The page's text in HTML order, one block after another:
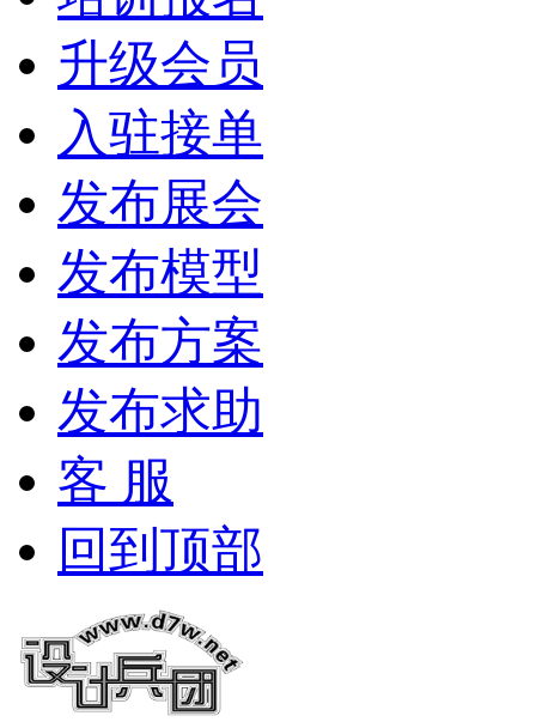
升级会员
入驻接单
发布展会
发布模型
发布方案
发布求助
客 服
回到顶部